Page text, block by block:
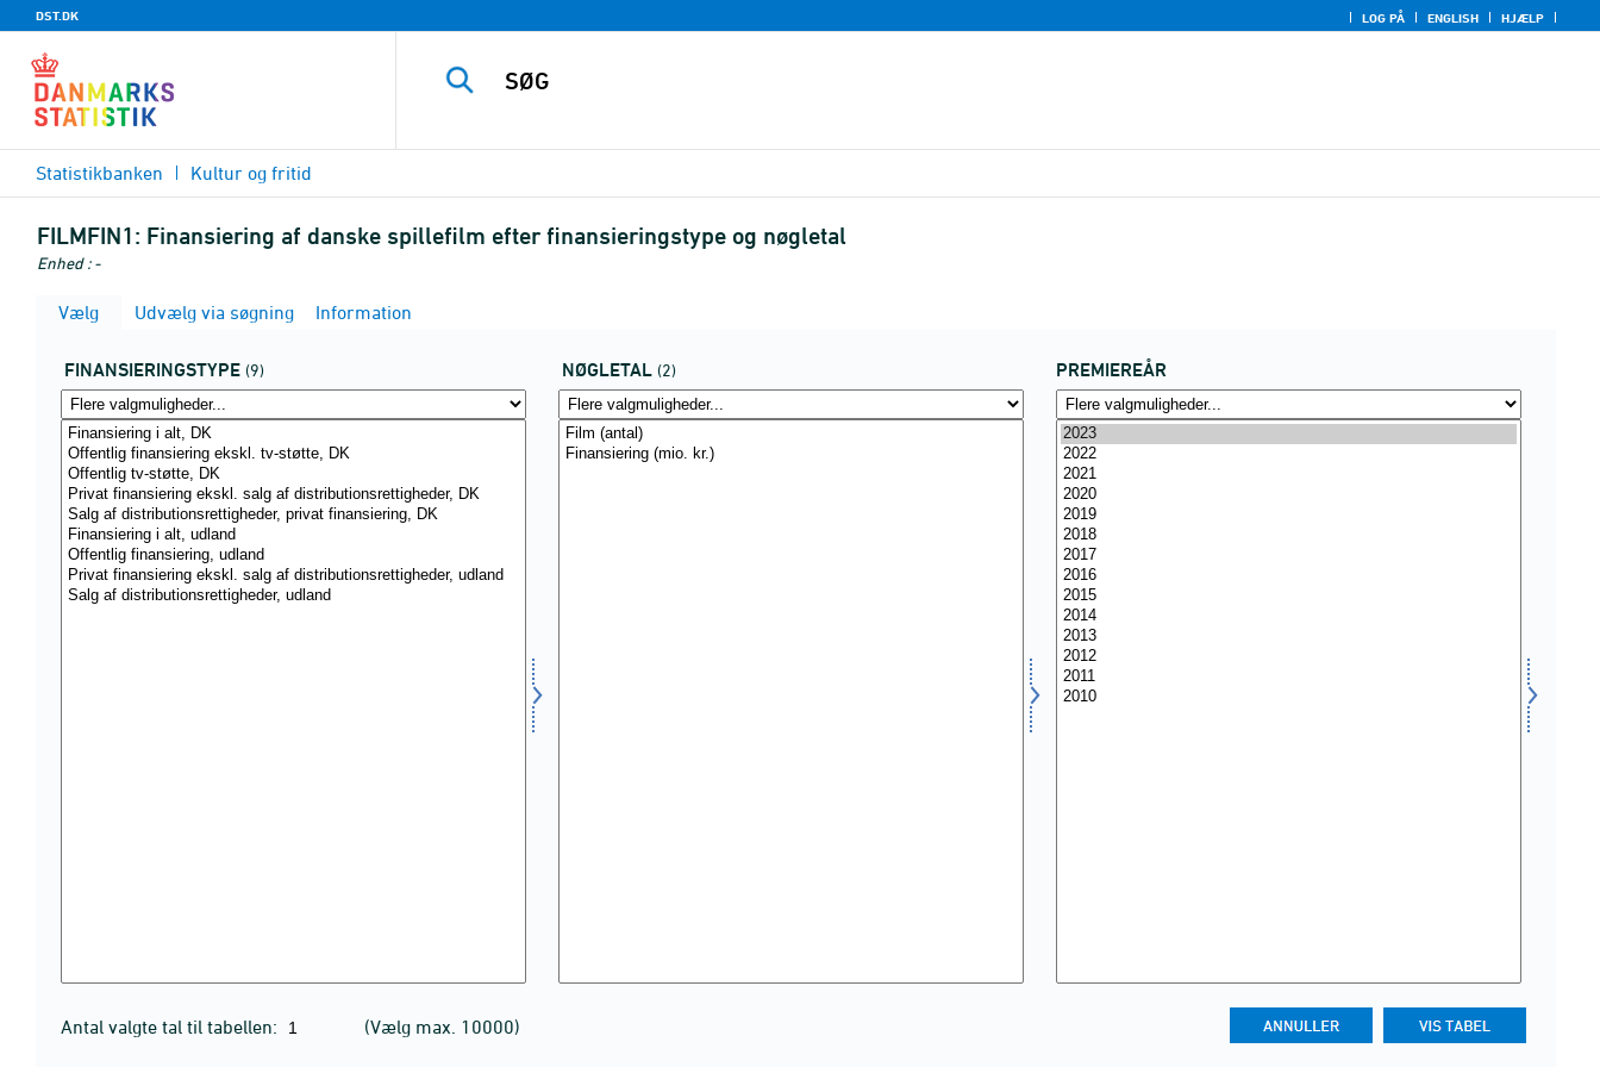
DST.DK LOG PÅ ENGLISH HJÆLP
Statistikbanken Kultur og fritid
FILMFIN1: Finansiering af danske spillefilm efter finansieringstype og nøgletal
Enhed : -
Vælg Udvælg via søgning Information
FINANSIERINGSTYPE (9) NØGLETAL (2) PREMIEREÅR
Antal valgte tal til tabellen: (Vælg max. 10000)